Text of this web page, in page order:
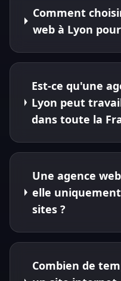
Comment
web à Lyon
Est-ce qu'une
Lyon peut
dans toute la
Une agence
elle
sites ?
Combien de